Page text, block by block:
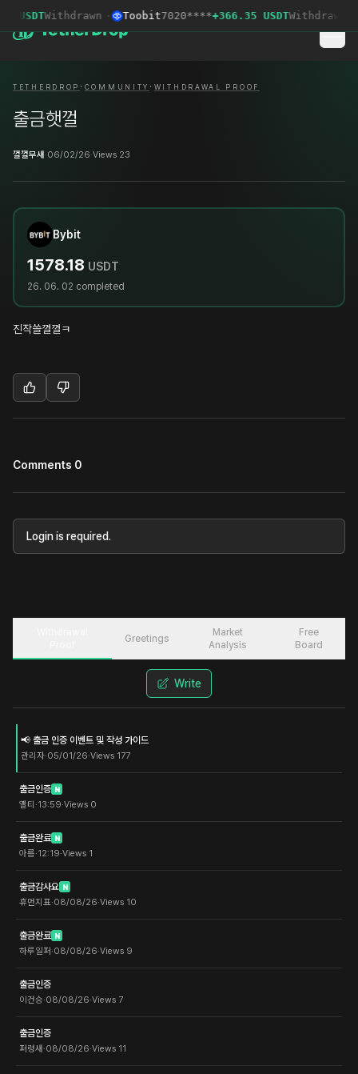
USDTWithdrawn · Toobit7020****+366.35 USDTWithdrawn
TETHERDROP · COMMUNITY · WITHDRAWAL PROOF
출금햇껄
껄껄무새·06/02/26·Views 23
Bybit
1578.18 USDT
26. 06. 02 completed
진작쓸껄껄ㅋ
Comments 0
Login is required.
Greetings
Market
Analysis
Free
Board
Write
📢 출금 인증 이벤트 및 작성 가이드
관리자·05/01/26·Views 177
출금인증 N
옐티 ·13:59·Views 0
출금완료 N
아름·12:19·Views 1
출금감사요 N
휴먼지표·08/08/26·Views 10
출금완료 N
하루일퍼·08/08/26·Views 9
출금인증
이건승·08/08/26·Views 7
출금인증
퍼렁새 ·08/08/26·Views 11